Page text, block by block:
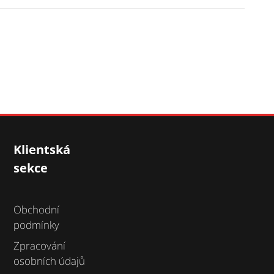
Klientská
sekce
Obchodní
podmínky
Zpracování
osobních údajů